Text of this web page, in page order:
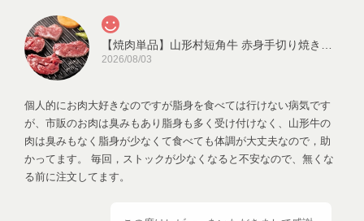
【焼肉単品】山形村短角牛 赤身手切り焼き肉用150ｇ【1～2人前】
2026/08/03
個人的にお肉大好きなのですが脂身を食べては行けない病気です
が、市販のお肉は臭みもあり脂身も多く受け付けなく、山形牛の
肉は臭みもなく脂身が少なくて食べても体調が大丈夫なので，助
かってます。 毎回，ストックが少なくなると不安なので、無くな
る前に注文してます。